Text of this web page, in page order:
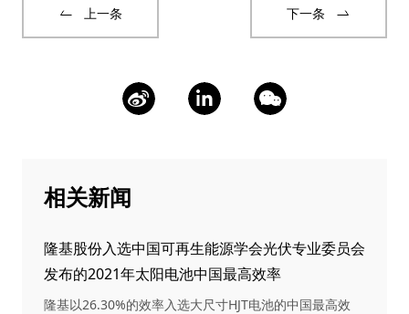
上一条 下一条
相关新闻
隆基股份入选中国可再生能源学会光伏专业委员会
发布的2021年太阳电池中国最高效率
隆基以26.30%的效率入选大尺寸HJT电池的中国最高效